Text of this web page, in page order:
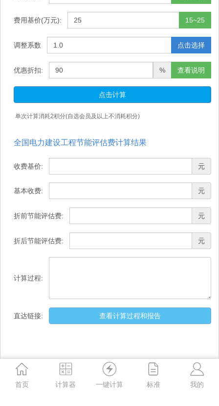
费用基价(万元): 15~25
调整系数 点击选择
优惠折扣: % 查看说明
点击计算
单次计算消耗2积分(自选会员及以上不消耗积分)
全国电力建设工程节能评估费计算结果
收费基价: 元
基本收费: 元
折前节能评估费: 元
折后节能评估费: 元
计算过程:
直达链接: 查看计算过程和报告
首页 计算器 一键计算 标准 我的